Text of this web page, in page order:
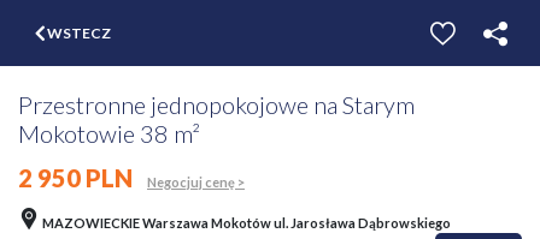
WSTECZ
Przestronne jednopokojowe na Starym
Mokotowie 38 m²
2 950 PLN
Negocjuj cenę >
MAZOWIECKIE Warszawa Mokotów ul. Jarosława Dąbrowskiego